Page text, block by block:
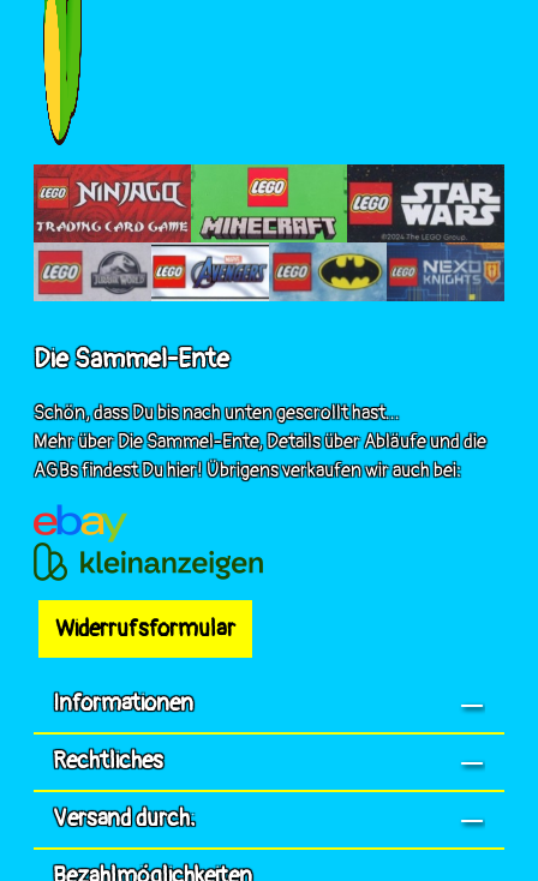
Die Sammel-Ente
Schön, dass Du bis nach unten gescrollt hast...
Mehr über Die Sammel-Ente, Details über Abläufe und die
AGBs findest Du hier! Übrigens verkaufen wir auch bei:
Widerrufsformular
Informationen
Rechtliches
Versand durch: